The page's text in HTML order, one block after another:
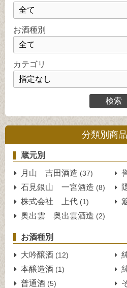
お酒種別
カテゴリ
分類別商
蔵元別
月山 吉田酒造 (37)
石見銀山 一宮酒造 (8)
株式会社 上代 (1)
奥出雲 奥出雲酒造 (2)
お酒種別
大吟醸酒 (12)
本醸造酒 (1)
普通酒 (5)